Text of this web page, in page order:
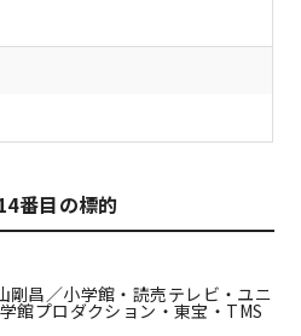
番目の標的
剛昌／小学館・読売テレビ・ユニ
館プロダクション・東宝・TMS